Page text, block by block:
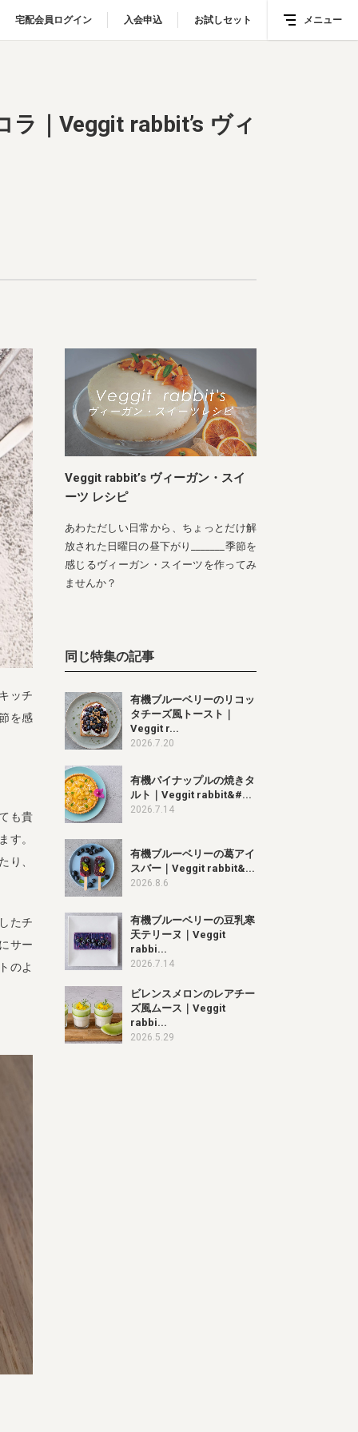
宅配会員ログイン 入会申込 お試しセット メニュー
宅配会員ログイン 入会申込 お試しセット メニュー
ョコラ｜Veggit rabbit’s ヴィーガン・スイーツ レシピ
｜Veggit rabbit’s ヴィ
ッチ
を感
も貴
す。
り、
たチ
サー
のよ
Veggit rabbit’s ヴィーガン・スイ
ーツ レシピ
あわただしい日常から、ちょっとだけ解
放された日曜日の昼下がり_______季節を
感じるヴィーガン・スイーツを作ってみ
ませんか？
同じ特集の記事
有機ブルーベリーのリコッ
タチーズ風トースト｜
Veggit r...
2026.7.20
有機パイナップルの焼きタ
ルト｜Veggit rabbit&#...
2026.7.14
有機ブルーベリーの葛アイ
スバー｜Veggit rabbit&...
2026.8.6
有機ブルーベリーの豆乳寒
天テリーヌ｜Veggit
rabbi...
2026.7.14
ビレンスメロンのレアチー
ズ風ムース｜Veggit
rabbi...
2026.5.29